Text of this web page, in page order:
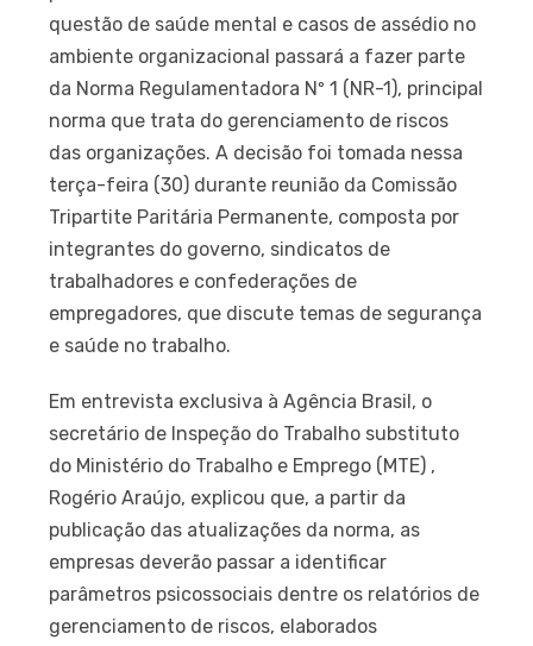
questão de saúde mental e casos de assédio no
ambiente organizacional passará a fazer parte
da Norma Regulamentadora Nº 1 (NR-1), principal
norma que trata do gerenciamento de riscos
das organizações. A decisão foi tomada nessa
terça-feira (30) durante reunião da Comissão
Tripartite Paritária Permanente, composta por
integrantes do governo, sindicatos de
trabalhadores e confederações de
empregadores, que discute temas de segurança
e saúde no trabalho.
Em entrevista exclusiva à Agência Brasil, o
secretário de Inspeção do Trabalho substituto
do Ministério do Trabalho e Emprego (MTE) ,
Rogério Araújo, explicou que, a partir da
publicação das atualizações da norma, as
empresas deverão passar a identificar
parâmetros psicossociais dentre os relatórios de
gerenciamento de riscos, elaborados